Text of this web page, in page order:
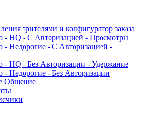
зрителями и конфигуратор заказа
- HQ - С Авторизацией - Просмотры
- Недорогие - С Авторизацией -
- HQ - Без Авторизации - Удержание
- Недорогие - Без Авторизации
Общение